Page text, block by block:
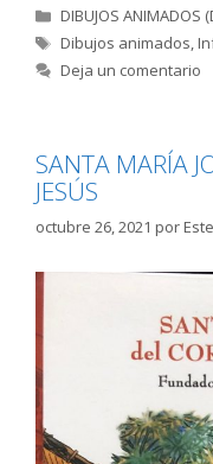
Categorías
DIBUJOS ANIMADOS
Etiquetas
Dibujos animados,
Deja un comentario
SANTA MARÍA
JESÚS
octubre 26, 2021 por